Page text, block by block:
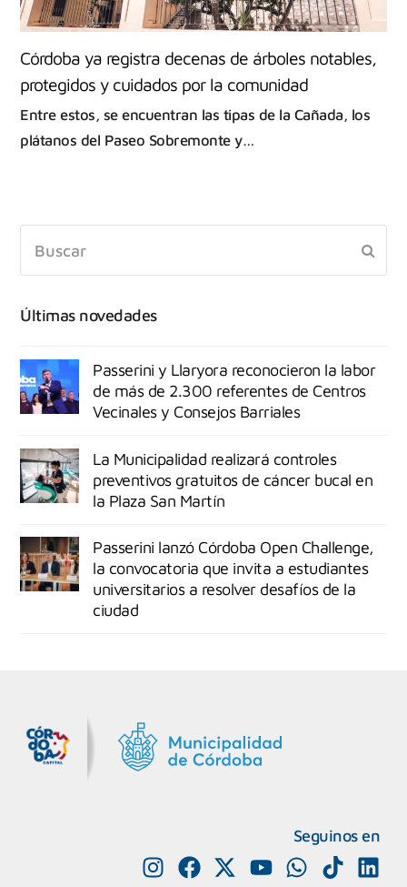
Córdoba ya registra decenas de árboles notables,
protegidos y cuidados por la comunidad
Entre estos, se encuentran las tipas de la Cañada, los
plátanos del Paseo Sobremonte y…
Últimas novedades
Passerini y Llaryora reconocieron la labor
de más de 2.300 referentes de Centros
Vecinales y Consejos Barriales
La Municipalidad realizará controles
preventivos gratuitos de cáncer bucal en
la Plaza San Martín
Passerini lanzó Córdoba Open Challenge,
la convocatoria que invita a estudiantes
universitarios a resolver desafíos de la
ciudad
Seguinos en